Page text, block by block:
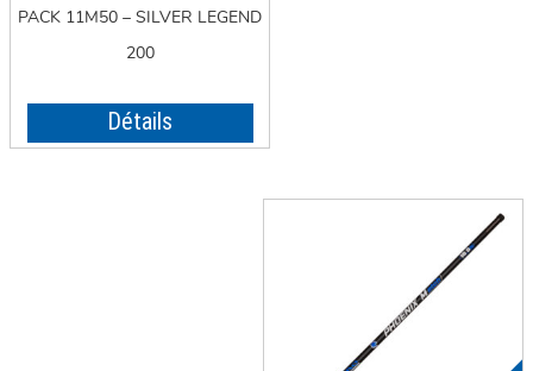
PACK 11M50 – SILVER LEGEND
200
Détails